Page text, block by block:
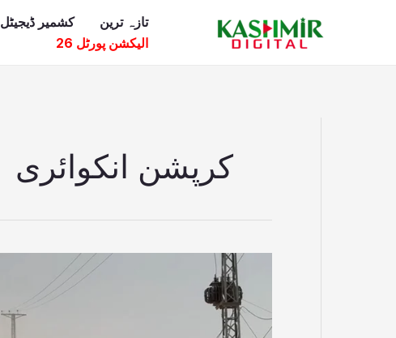
تازہ ترین کشمیر ڈیجیٹل
الیکشن پورٹل 26
کرپشن انکوائری
کلساں
منصوبہ
تحقیقات